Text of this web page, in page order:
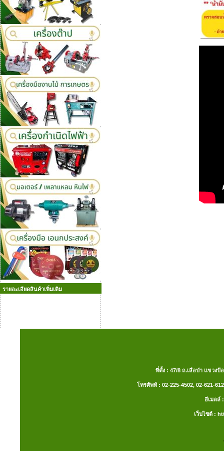
รายละเอียดสินค้าเพิ่มเติม
ที่ตั้ง : 47/8 ถ.เสือป่า แขวงป้
โทรศัพท์ : 02-225-4502, 02-621-
อีเมลล์
เว็บไซต์ :